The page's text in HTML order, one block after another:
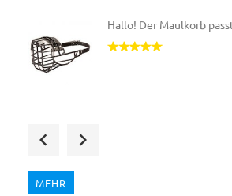
Hallo! Der Maulkorb
MEHR